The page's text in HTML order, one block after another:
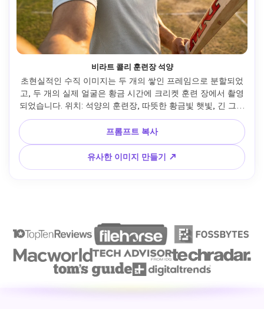
비라트 콜리 훈련장 석양
초현실적인 수직 이미지는 두 개의 쌓인 프레임으로 분할되었
고, 두 개의 실제 얼굴은 황금 시간에 크리켓 훈련 장에서 촬영
되었습니다. 위치: 석양의 훈련장, 따뜻한 황금빛 햇빛, 긴 그림
자, 크리켓 그물과 풀장이 볼 수 있고, 배경에 약간 흐릿한 장비
가 있다. 복장: 가벼운 스포츠 티셔츠(흰색 또는 팀 색상), 훈련
바지, 스포츠 시계, 자연 땀의 텍스처. 상단 프레임-준비 사진:
측면 중간 사진, 신발 끈을 묶거나 크리켓 패드 조절, 머리를 약
간 아래로, 솔직한 초점과 준비 순간, 따뜻한 빛이 빛을 만든다.
낌: 스포츠 사진 스타일, 핸드헬드 동적 각도, 운동 기율, 조용
한 결심, 훈련 장의 사실적, 영감을 주는 스포츠 순간. 부정적인
힌트: 스튜디오 조명, 가짜 훈련 장소, 과잉 편집된 근육, 만화
모습, 무대 포즈.
프롬프트 복사
유사한 이미지 만들기 ↗